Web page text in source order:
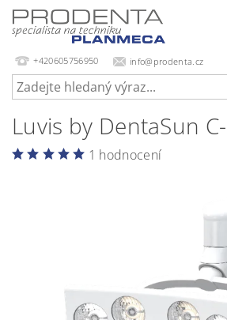
+420605756950 info@prodenta.cz
Luvis by DentaSun
1 hodnocení